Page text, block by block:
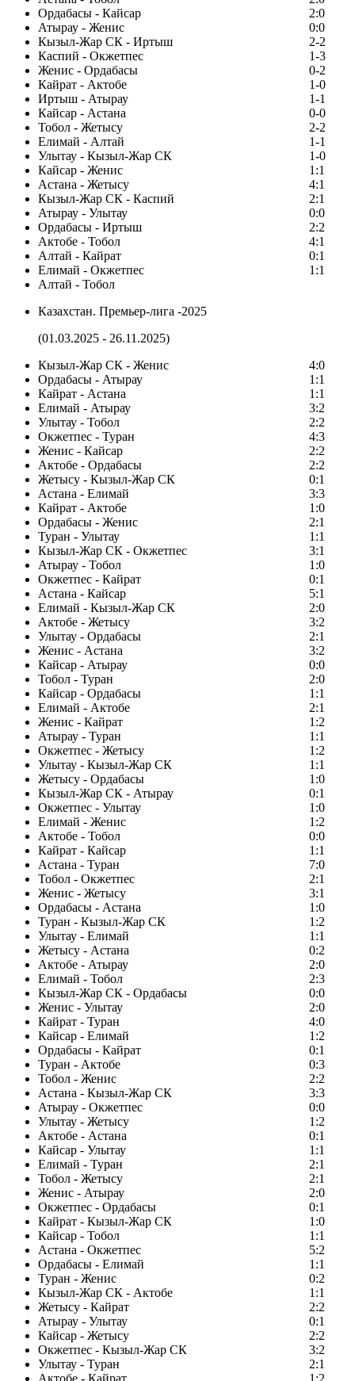
Ордабасы - Кайсар
2:0
Атырау - Женис
0:0
Кызыл-Жар СК - Иртыш
2-2
Каспий - Окжетпес
1-3
Женис - Ордабасы
0-2
Кайрат - Актобе
1-0
Иртыш - Атырау
1-1
Кайсар - Астана
0-0
Тобол - Жетысу
2-2
Елимай - Алтай
1-1
Улытау - Кызыл-Жар СК
1-0
Кайсар - Женис
1:1
Астана - Жетысу
4:1
Кызыл-Жар СК - Каспий
2:1
Атырау - Улытау
0:0
Ордабасы - Иртыш
2:2
Актобе - Тобол
4:1
Алтай - Кайрат
0:1
Елимай - Окжетпес
1:1
Алтай - Тобол
Казахстан. Премьер-лига -2025
(01.03.2025 - 26.11.2025)
Кызыл-Жар СК - Женис
4:0
Ордабасы - Атырау
1:1
Кайрат - Астана
1:1
Елимай - Атырау
3:2
Улытау - Тобол
2:2
Окжетпес - Туран
4:3
Женис - Кайсар
2:2
Актобе - Ордабасы
2:2
Жетысу - Кызыл-Жар СК
0:1
Астана - Елимай
3:3
Кайрат - Актобе
1:0
Ордабасы - Женис
2:1
Туран - Улытау
1:1
Кызыл-Жар СК - Окжетпес
3:1
Атырау - Тобол
1:0
Окжетпес - Кайрат
0:1
Астана - Кайсар
5:1
Елимай - Кызыл-Жар СК
2:0
Актобе - Жетысу
3:2
Улытау - Ордабасы
2:1
Женис - Астана
3:2
Кайсар - Атырау
0:0
Тобол - Туран
2:0
Кайсар - Ордабасы
1:1
Елимай - Актобе
2:1
Женис - Кайрат
1:2
Атырау - Туран
1:1
Окжетпес - Жетысу
1:2
Улытау - Кызыл-Жар СК
1:1
Жетысу - Ордабасы
1:0
Кызыл-Жар СК - Атырау
0:1
Окжетпес - Улытау
1:0
Елимай - Женис
1:2
Актобе - Тобол
0:0
Кайрат - Кайсар
1:1
Астана - Туран
7:0
Тобол - Окжетпес
2:1
Женис - Жетысу
3:1
Ордабасы - Астана
1:0
Туран - Кызыл-Жар СК
1:2
Улытау - Елимай
1:1
Жетысу - Астана
0:2
Актобе - Атырау
2:0
Елимай - Тобол
2:3
Кызыл-Жар СК - Ордабасы
0:0
Женис - Улытау
2:0
Кайрат - Туран
4:0
Кайсар - Елимай
1:2
Ордабасы - Кайрат
0:1
Туран - Актобе
0:3
Тобол - Женис
2:2
Астана - Кызыл-Жар СК
3:3
Атырау - Окжетпес
0:0
Улытау - Жетысу
1:2
Актобе - Астана
0:1
Кайсар - Улытау
1:1
Елимай - Туран
2:1
Тобол - Жетысу
2:1
Женис - Атырау
2:0
Окжетпес - Ордабасы
0:1
Кайрат - Кызыл-Жар СК
1:0
Кайсар - Тобол
1:1
Астана - Окжетпес
5:2
Ордабасы - Елимай
1:1
Туран - Женис
0:2
Кызыл-Жар СК - Актобе
1:1
Жетысу - Кайрат
2:2
Атырау - Улытау
0:1
Кайсар - Жетысу
2:2
Окжетпес - Кызыл-Жар СК
3:2
Улытау - Туран
2:1